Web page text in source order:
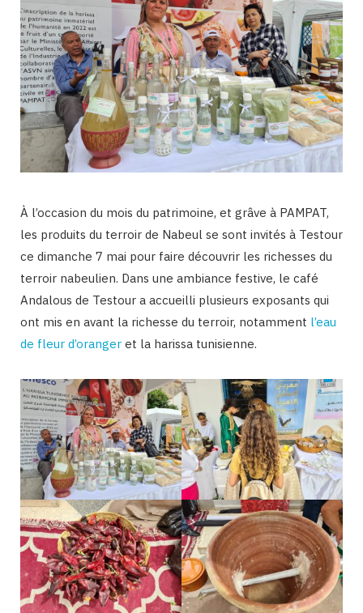
À l’occasion du mois du patrimoine, et grâve à PAMPAT,
les produits du terroir de Nabeul se sont invités à Testour
ce dimanche 7 mai pour faire découvrir les richesses du
terroir nabeulien. Dans une ambiance festive, le café
Andalous de Testour a accueilli plusieurs exposants qui
ont mis en avant la richesse du terroir, notamment l’eau
de fleur d’oranger et la harissa tunisienne.